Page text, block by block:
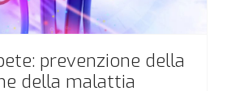
prevenzione della
della malattia